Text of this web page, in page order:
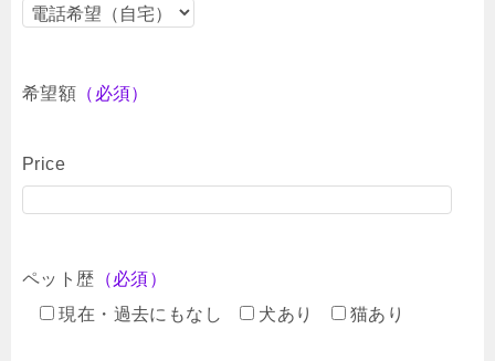
希望額 （必須）
Price
ペット歴 （必須）
現在・過去にもなし
犬あり 猫あり